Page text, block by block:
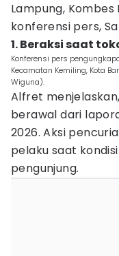
Lampung,
konferensi pers,
1. Beraksi saat
Konferensi pers
Kecamatan Kemiling, Kota
Wiguna).
Alfret
berawal dari
2026. Aksi
pelaku saat
pengunjung.